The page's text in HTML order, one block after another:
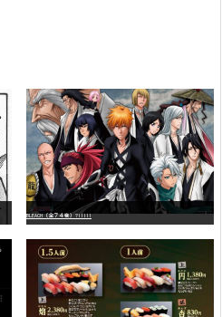
BLEACH（全７４巻）?!!!!!